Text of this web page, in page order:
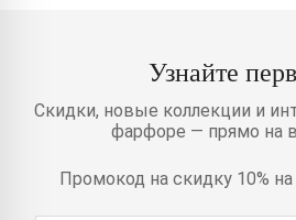
Узнайте
Скидки, новые коллекции и
фарфоре — прямо на
Промокод на скидку 10%